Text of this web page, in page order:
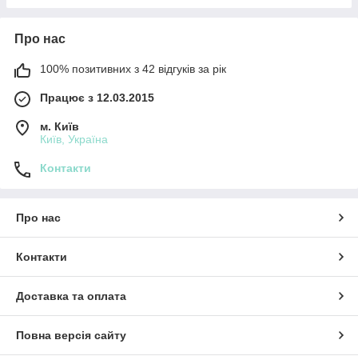
Про нас
100% позитивних з 42 відгуків за рік
Працює з 12.03.2015
м. Київ
Київ, Україна
Контакти
Про нас
Контакти
Доставка та оплата
Повна версія сайту